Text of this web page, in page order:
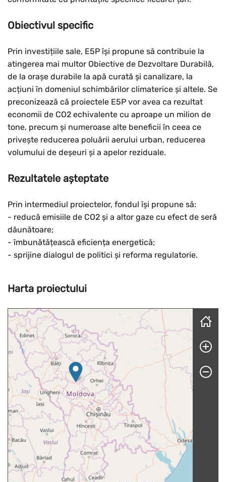
Obiectivul specific
Prin investițiile sale, E5P își propune să contribuie la
atingerea mai multor Obiective de Dezvoltare Durabilă,
de la orașe durabile la apă curată și canalizare, la
acțiuni în domeniul schimbărilor climaterice și altele. Se
preconizează că proiectele E5P vor avea ca rezultat
economii de CO2 echivalente cu aproape un milion de
tone, precum și numeroase alte beneficii în ceea ce
privește reducerea poluării aerului urban, reducerea
volumului de deșeuri și a apelor reziduale.
Rezultatele așteptate
Prin intermediul proiectelor, fondul își propune să:
- reducă emisiile de CO2 și a altor gaze cu efect de seră
dăunătoare;
- îmbunătățească eficiența energetică;
- sprijine dialogul de politici și reforma regulatorie.
Harta proiectului
Skip map